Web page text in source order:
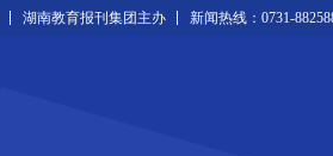
湖南教育报刊集团主办 新闻热线：0731-